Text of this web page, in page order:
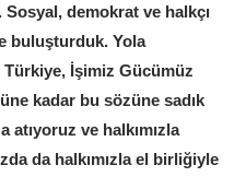
Sosyal, demokrat ve halkçı
buluşturduk. Yola
Türkiye, İşimiz Gücümüz
kadar bu sözüne sadık
atıyoruz ve halkımızla
da halkımızla el birliğiyle